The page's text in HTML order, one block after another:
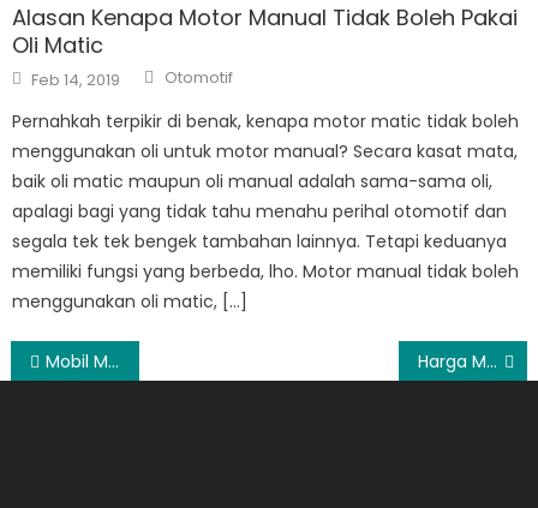
Alasan Kenapa Motor Manual Tidak Boleh Pakai
Oli Matic
Posted
on
Feb 14, 2019 Author
Otomotif
Pernahkah terpikir di benak, kenapa motor matic tidak boleh
menggunakan oli untuk motor manual? Secara kasat mata,
baik oli matic maupun oli manual adalah sama-sama oli,
apalagi bagi yang tidak tahu menahu perihal otomotif dan
segala tek tek bengek tambahan lainnya. Tetapi keduanya
memiliki fungsi yang berbeda, lho. Motor manual tidak boleh
menggunakan oli matic, […]
Post
Mobil Modifikasi Masa Kini Harga Mobil Ayla Terbaru